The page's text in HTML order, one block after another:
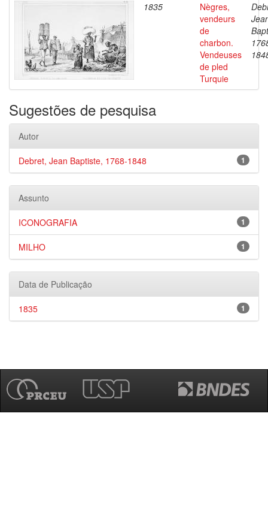
1835
Nègres,
vendeurs
de
charbon.
Vendeuses
de pled
Turquie
Sugestões de pesquisa
Autor
1
Debret, Jean Baptiste, 1768-1848
Assunto
1
ICONOGRAFIA
1
MILHO
Data de Publicação
1
1835